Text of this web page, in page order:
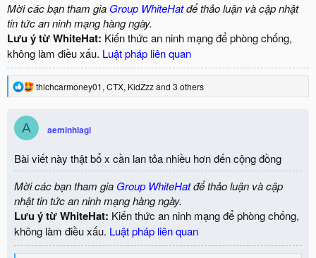
Mời các bạn tham gia Group WhiteHatđể thảo luận và cập nhật
tin tức an ninh mạng hàng ngày.
Lưu ý từ WhiteHat: Kiến thức an ninh mạng để phòng chống,
không làm điều xấu. Luật pháp liên quan
R
e
c
o
n
s
:
thichcarmoney01, CTX, KidZzzand 3 others
A aeminhlagi
Bài viết này thật bổ x cần lan tỏa nhiều hơn đến cộng đồng
Mời các bạn tham gia Group WhiteHatđể thảo luận và cập
nhật tin tức an ninh mạng hàng ngày.
Lưu ý từ WhiteHat: Kiến thức an ninh mạng để phòng chống,
không làm điều xấu. Luật pháp liên quan